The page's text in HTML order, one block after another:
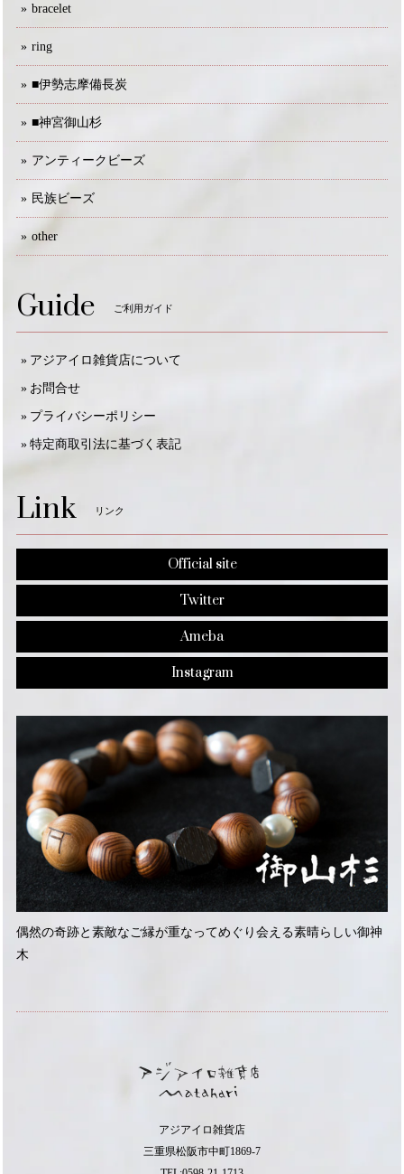
bracelet
ring
■伊勢志摩備長炭
■神宮御山杉
アンティークビーズ
民族ビーズ
other
Guide ご利用ガイド
アジアイロ雑貨店について
お問合せ
プライバシーポリシー
特定商取引法に基づく表記
Link リンク
Official site
Twitter
Ameba
Instagram
偶然の奇跡と素敵なご縁が重なってめぐり会える素晴らしい御神
木
アジアイロ雑貨店
三重県松阪市中町1869-7